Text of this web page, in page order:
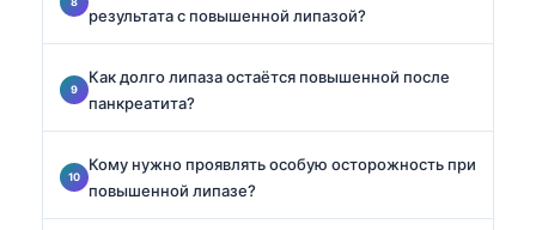
результата с повышенной липазой?
Как долго липаза остаётся повышенной после
панкреатита?
Кому нужно проявлять особую осторожность при
повышенной липазе?